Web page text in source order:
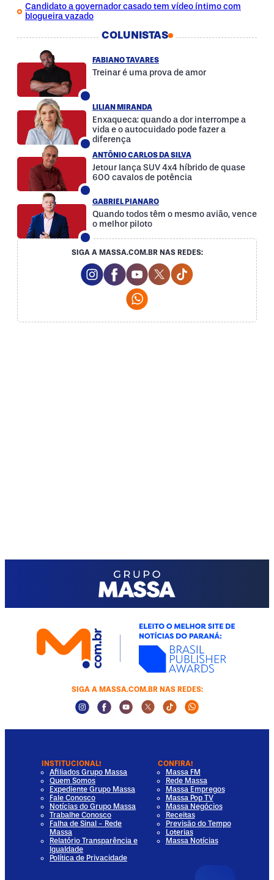
Candidato a governador casado tem vídeo íntimo com
blogueira vazado
COLUNISTAS
FABIANO TAVARES
Treinar é uma prova de amor
LILIAN MIRANDA
Enxaqueca: quando a dor interrompe a
vida e o autocuidado pode fazer a
diferença
ANTÔNIO CARLOS DA SILVA
Jetour lança SUV 4x4 híbrido de quase
600 cavalos de potência
GABRIEL PIANARO
Quando todos têm o mesmo avião, vence
o melhor piloto
SIGA A MASSA.COM.BR NAS REDES:
Instagram Social Media
Facebook Social Media
Youtube Social Media
Twitter Social Media
Tiktok Social
SIGA A MASSA.COM.BR NAS REDES:
Instagram Social Media
Facebook Social Media
Youtube Social Media
Twitter Social Media
Tiktok Social Media
Whatsapp
INSTITUCIONAL!
Afiliados Grupo Massa
Quem Somos
Expediente Grupo Massa
Fale Conosco
Notícias do Grupo Massa
Trabalhe Conosco
Falha de Sinal - Rede
Massa
Relatório Transparência e
Igualdade
Política de Privacidade
CONFIRA!
Massa FM
Rede Massa
Massa Empregos
Massa Pop TV
Massa Negócios
Receitas
Previsão do Tempo
Loterias
Massa Notícias